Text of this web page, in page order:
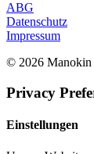
ABG
Datenschutz
Impressum
© 2026 Manokin
Privacy
Einstellungen